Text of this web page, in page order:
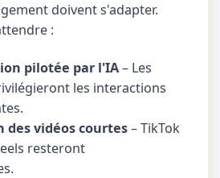
doivent s'adapter.
:
pilotée par l'IA– Les
les interactions
des vidéos courtes– TikTok
resteront